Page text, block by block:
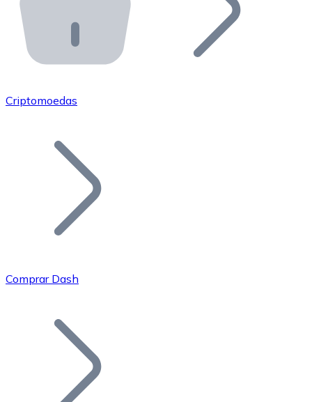
API Bitnovo
Integre nossa API no seu ecossistema.
Junte-se à nossa rede de revendedores e comercialize
Adicione o token do seu projeto ao nosso serviço de
Bitcoin
Criptomoedas
Comprar Dash